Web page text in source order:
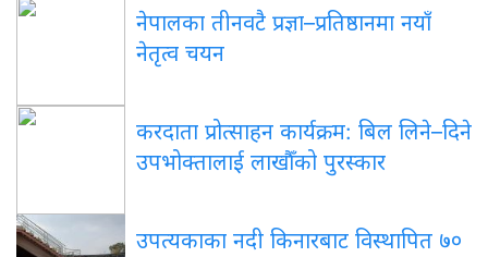
नेपालका तीनवटै प्रज्ञा–प्रतिष्ठानमा नयाँ
नेतृत्व चयन
करदाता प्रोत्साहन कार्यक्रम: बिल लिने–दिने
उपभोक्तालाई लाखौँको पुरस्कार
उपत्यकाका नदी किनारबाट विस्थापित ७०